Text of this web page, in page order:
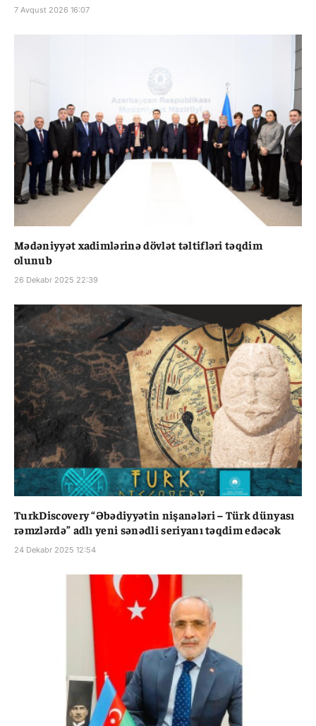
7 Avqust 2026 16:07
Mədəniyyət xadimlərinə dövlət təltifləri təqdim
olunub
26 Dekabr 2025 22:39
TurkDiscovery “Əbədiyyətin nişanələri – Türk dünyası
rəmzlərdə” adlı yeni sənədli seriyanı təqdim edəcək
24 Dekabr 2025 12:54